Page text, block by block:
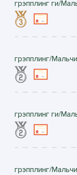
грэпплинг ги/
грэпплинг/
грэпплинг ги/
грэпплинг/